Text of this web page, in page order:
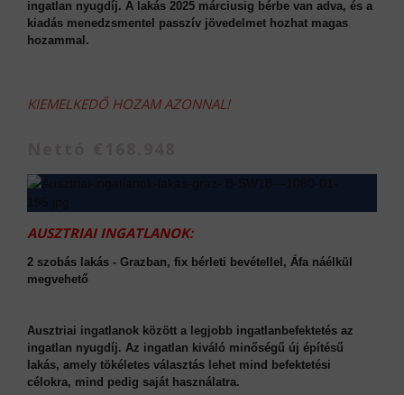
ingatlan nyugdíj. A lakás 2025 márciusig bérbe van adva, és a
kiadás menedzsmentel passzív jövedelmet hozhat magas
hozammal.
KIEMELKEDŐ HOZAM AZONNAL!
AUSZTRIAI INGATLANOK:
2 szobás lakás - Grazban, fix bérleti bevétellel, Áfa náélkül
megvehető
Ausztriai ingatlanok között a legjobb ingatlanbefektetés az
ingatlan nyugdíj. Az ingatlan kiváló minőségű új építésű
lakás, amely tökéletes választás lehet mind befektetési
célokra, mind pedig saját használatra.